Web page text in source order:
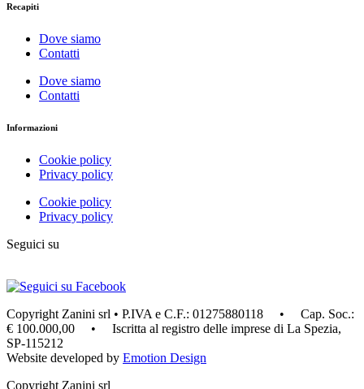
Recapiti
Dove siamo
Contatti
Dove siamo
Contatti
Informazioni
Cookie policy
Privacy policy
Cookie policy
Privacy policy
Seguici su
Copyright Zanini srl • P.IVA e C.F.: 01275880118 • Cap. Soc.:
€ 100.000,00 • Iscritta al registro delle imprese di La Spezia,
SP-115212
Website developed by Emotion Design
Copyright Zanini srl